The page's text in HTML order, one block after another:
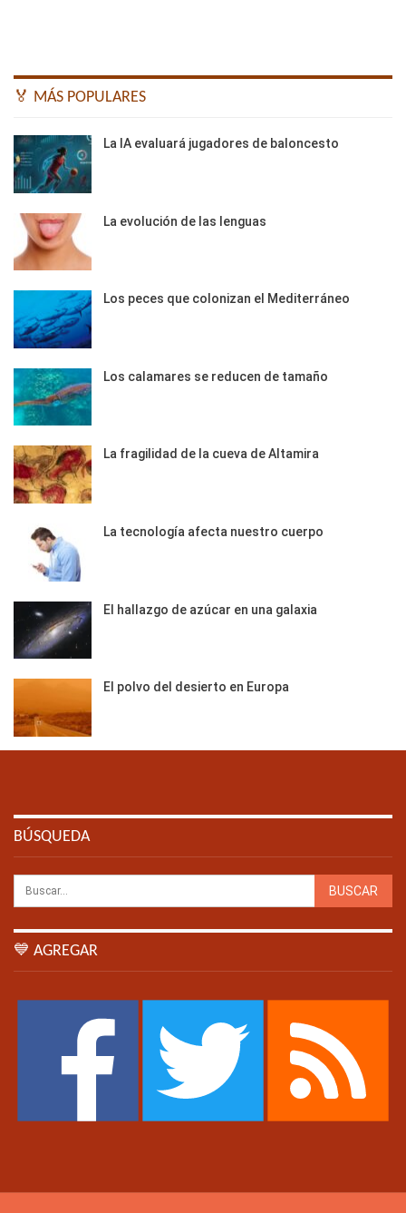
🏅 MÁS POPULARES
La IA evaluará jugadores de baloncesto
La evolución de las lenguas
Los peces que colonizan el Mediterráneo
Los calamares se reducen de tamaño
La fragilidad de la cueva de Altamira
La tecnología afecta nuestro cuerpo
El hallazgo de azúcar en una galaxia
El polvo del desierto en Europa
BÚSQUEDA
💙 AGREGAR